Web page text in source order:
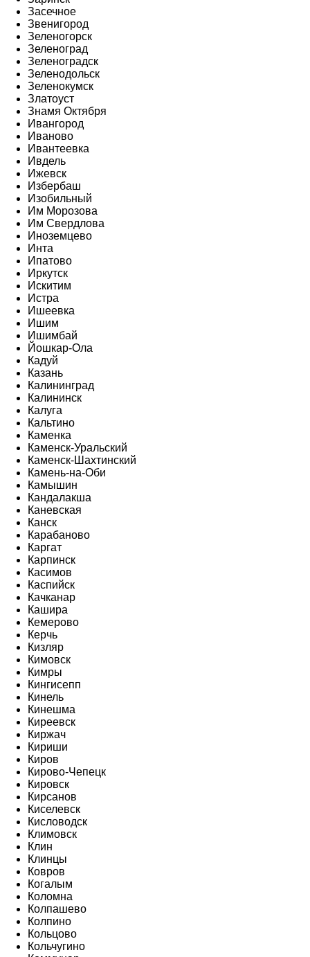
Засечное
Звенигород
Зеленогорск
Зеленоград
Зеленоградск
Зеленодольск
Зеленокумск
Златоуст
Знамя Октября
Ивангород
Иваново
Ивантеевка
Ивдель
Ижевск
Избербаш
Изобильный
Им Морозова
Им Свердлова
Иноземцево
Инта
Ипатово
Иркутск
Искитим
Истра
Ишеевка
Ишим
Ишимбай
Йошкар-Ола
Кадуй
Казань
Калининград
Калининск
Калуга
Кальтино
Каменка
Каменск-Уральский
Каменск-Шахтинский
Камень-на-Оби
Камышин
Кандалакша
Каневская
Канск
Карабаново
Каргат
Карпинск
Касимов
Каспийск
Качканар
Кашира
Кемерово
Керчь
Кизляр
Кимовск
Кимры
Кингисепп
Кинель
Кинешма
Киреевск
Киржач
Кириши
Киров
Кирово-Чепецк
Кировск
Кирсанов
Киселевск
Кисловодск
Климовск
Клин
Клинцы
Ковров
Когалым
Коломна
Колпашево
Колпино
Кольцово
Кольчугино